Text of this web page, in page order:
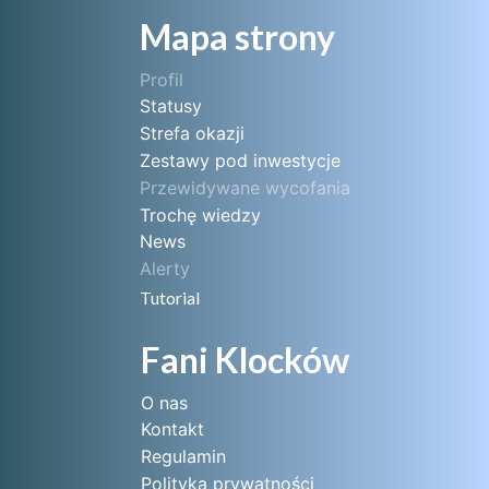
Mapa strony
Profil
Statusy
Strefa okazji
Zestawy pod inwestycje
Przewidywane wycofania
Trochę wiedzy
News
Alerty
Tutorial
Fani Klocków
O nas
Kontakt
Regulamin
Polityka prywatności